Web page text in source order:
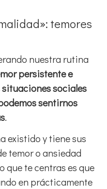
temores
nuestra rutina
persistente e
sociales
sentirnos
.
existido y tiene sus
temor o ansiedad
que te centras es que
en prácticamente